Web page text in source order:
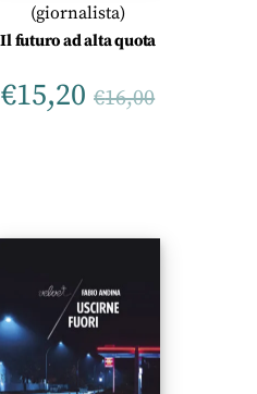
(giornalista)
Il futuro ad alta quota
€15,20 €16,00